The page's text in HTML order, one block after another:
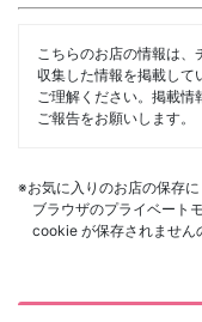
こちらのお店の情報は
収集した情報を掲載して
ご理解ください。掲載情
ご報告をお願いします。
※お気に入りのお店の保存に
ブラウザのプライベート
cookie が保存されません